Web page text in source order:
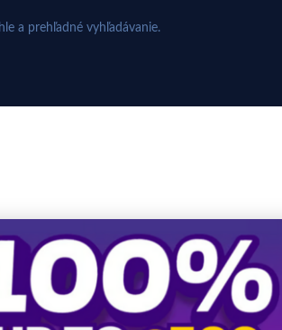
a prehľadné vyhľadávanie.